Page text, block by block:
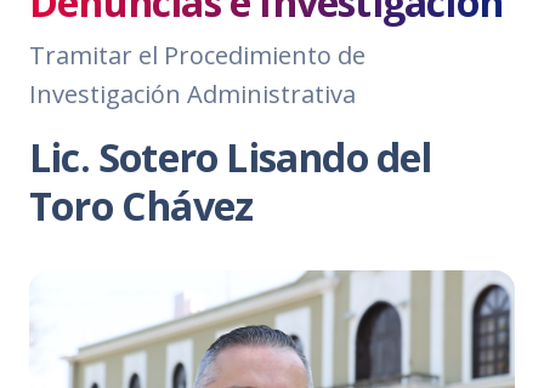
Tramitar el Procedimiento de
Investigación Administrativa
Lic. Sotero Lisando del
Toro Chávez